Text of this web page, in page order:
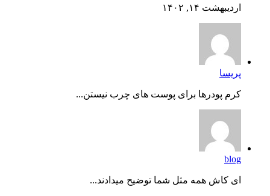
اردیبهشت ۱۴, ۱۴۰۲
پریسا
کرم پودرها برای پوست های چرب نیستن...
blog
ای کاش همه مثل شما توضیح میدادند...